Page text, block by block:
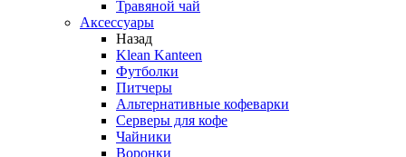
Травяной чай
Аксессуары
Назад
Klean Kanteen
Футболки
Питчеры
Альтернативные кофеварки
Серверы для кофе
Чайники
Воронки